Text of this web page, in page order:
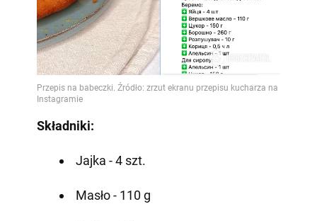
Składniki:
Jajka - 4 szt.
Masło - 110 g